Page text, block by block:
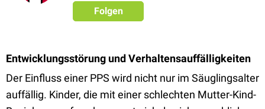
Folgen
Entwicklungsstörung und Verhaltensauffälligkeiten
Der Einfluss einer PPS wird nicht nur im Säuglingsalter
auffällig. Kinder, die mit einer schlechten Mutter-Kind-